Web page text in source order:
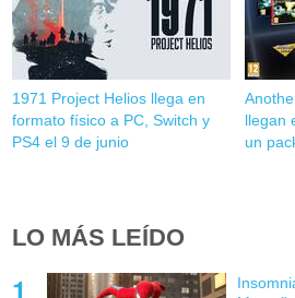
1971 Project Helios llega en
formato físico a PC, Switch y
PS4 el 9 de junio
llegan
un
LO MÁS LEÍDO